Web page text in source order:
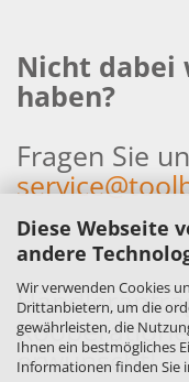
Diese Webseite
andere
Wir verwenden Cookies
Drittanbietern, um die
gewährleisten, die
Ihnen ein bestmögliches
Informationen finden Sie
Nicht dabei
haben?
Fragen Sie
erwünscht!